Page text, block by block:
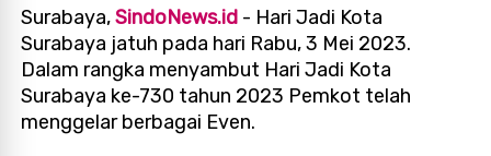
Surabaya,SindoNews.id - Hari Jadi Kota
Surabaya jatuh pada hari Rabu, 3 Mei 2023.
Dalam rangka menyambut Hari Jadi Kota
Surabaya ke-730 tahun 2023 Pemkot telah
menggelar berbagai Even.